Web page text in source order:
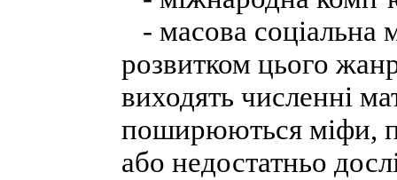
- масова соціальна
розвитком цього
виходять численні
поширюються міфи,
або недостатньо